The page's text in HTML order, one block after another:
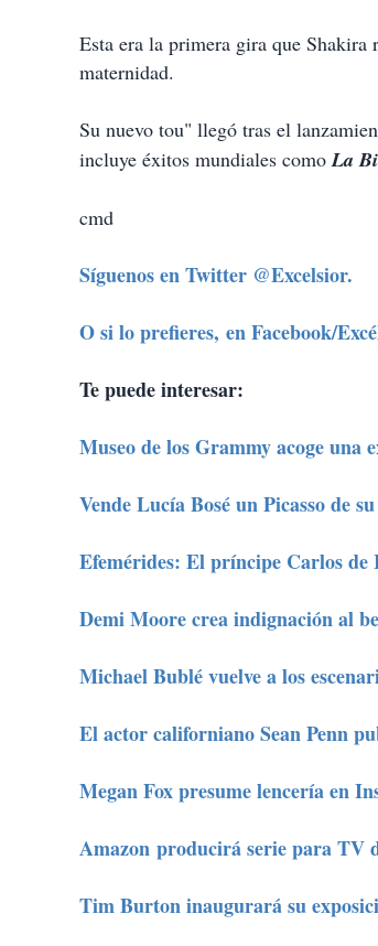
Esta era la primera gira que Shakira
maternidad.
Su nuevo tou" llegó tras el
incluye éxitos mundiales comoLa
cmd
Síguenos en Twitter @Excelsior.
O si lo prefieres, en Facebook/
Te puede interesar:
Museo de los Grammy acoge una
Vende Lucía Bosé un Picasso de
Efemérides: El príncipe Carlos de
Demi Moore crea indignación al
Michael Bublé vuelve a los
El actor californiano Sean Penn
Megan Fox presume lencería en
Amazon producirá serie para TV
Tim Burton inaugurará su